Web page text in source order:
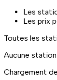
Les
Les prix
Toutes les
Aucune
Chargement